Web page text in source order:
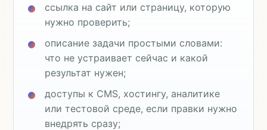
ссылка на сайт или страницу, которую
нужно проверить;
описание задачи простыми словами:
что не устраивает сейчас и какой
результат нужен;
доступы к CMS, хостингу, аналитике
или тестовой среде, если правки нужно
внедрять сразу;